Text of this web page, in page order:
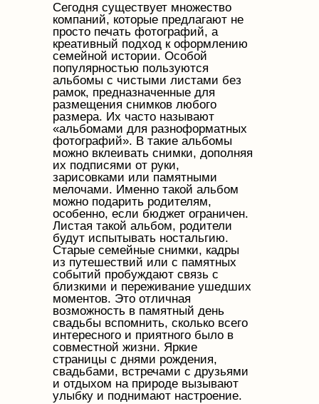
Сегодня существует множество
компаний, которые предлагают не
просто печать фотографий, а
креативный подход к оформлению
семейной истории. Особой
популярностью пользуются
альбомы с чистыми листами без
рамок, предназначенные для
размещения снимков любого
размера. Их часто называют
«альбомами для разноформатных
фотографий». В такие альбомы
можно вклеивать снимки, дополняя
их подписями от руки,
зарисовками или памятными
мелочами. Именно такой альбом
можно подарить родителям,
особенно, если бюджет ограничен.
Листая такой альбом, родители
будут испытывать ностальгию.
Старые семейные снимки, кадры
из путешествий или с памятных
событий пробуждают связь с
близкими и переживание ушедших
моментов. Это отличная
возможность в памятный день
свадьбы вспомнить, сколько всего
интересного и приятного было в
совместной жизни. Яркие
страницы с днями рождения,
свадьбами, встречами с друзьями
и отдыхом на природе вызывают
улыбку и поднимают настроение.